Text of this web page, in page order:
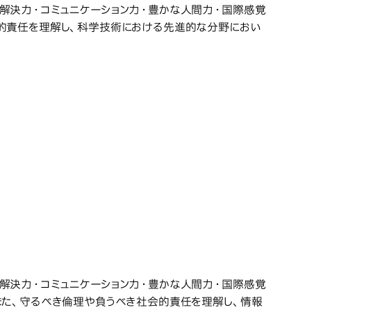
力・コミュニケーション力・豊かな人間力・国際感覚
責任を理解し、科学技術における先進的な分野におい
力・コミュニケーション力・豊かな人間力・国際感覚
、守るべき倫理や負うべき社会的責任を理解し、情報